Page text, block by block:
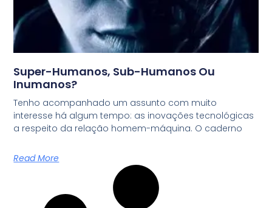
Super-Humanos, Sub-Humanos Ou
Inumanos?
Tenho acompanhado um assunto com muito
interesse há algum tempo: as inovações tecnológicas
a respeito da relação homem-máquina. O caderno
Read More